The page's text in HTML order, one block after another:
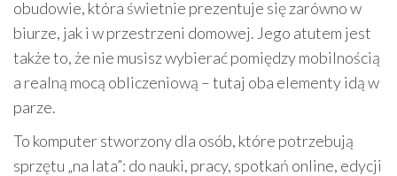
obudowie, która świetnie prezentuje się zarówno w
biurze, jak i w przestrzeni domowej. Jego atutem jest
także to, że nie musisz wybierać pomiędzy mobilnością
a realną mocą obliczeniową – tutaj oba elementy idą w
parze.
To komputer stworzony dla osób, które potrzebują
sprzętu „na lata”: do nauki, pracy, spotkań online, edycji